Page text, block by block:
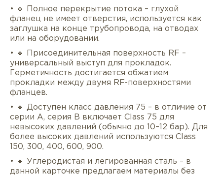
• 🔹 Полное перекрытие потока – глухой
фланец не имеет отверстия, используется как
заглушка на конце трубопровода, на отводах
или на оборудовании.
• 🔹 Присоединительная поверхность RF –
универсальный выступ для прокладок.
Герметичность достигается обжатием
прокладки между двумя RF-поверхностями
фланцев.
• 🔹 Доступен класс давления 75 – в отличие от
серии A, серия B включает Class 75 для
невысоких давлений (обычно до 10–12 бар). Для
более высоких давлений используются Class
150, 300, 400, 600, 900.
• 🔹 Углеродистая и легированная сталь – в
данной карточке предлагаем материалы без